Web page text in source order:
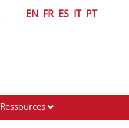
EN FR ES IT PT
Ressources